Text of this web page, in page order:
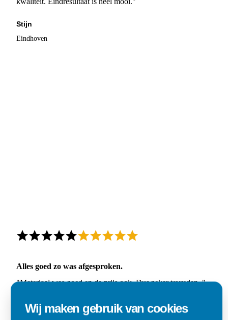
Stijn
Eindhoven
Alles goed zo was afgesproken.
"Materiaal was goed en de prijs ook. Dus zeker tevreden.."
AdWij maken gebruik van cookies